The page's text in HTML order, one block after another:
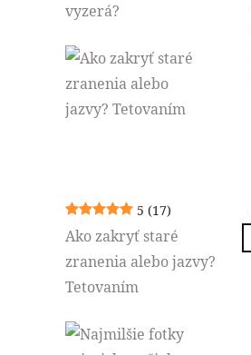
vyzerá?
5 (17)
Ako zakryť staré
zranenia alebo jazvy?
Tetovaním